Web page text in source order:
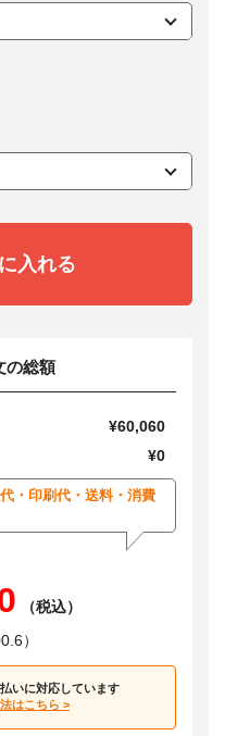
入れる
の総額
¥60,060
¥0
・印刷代・送料・消費
（税込）
）
いに対応しています
はこちら >